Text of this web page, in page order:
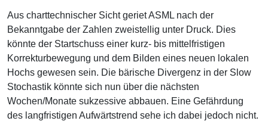
Aus charttechnischer Sicht geriet ASML nach der
Bekanntgabe der Zahlen zweistellig unter Druck. Dies
könnte der Startschuss einer kurz- bis mittelfristigen
Korrekturbewegung und dem Bilden eines neuen lokalen
Hochs gewesen sein. Die bärische Divergenz in der Slow
Stochastik könnte sich nun über die nächsten
Wochen/Monate sukzessive abbauen. Eine Gefährdung
des langfristigen Aufwärtstrend sehe ich dabei jedoch nicht.